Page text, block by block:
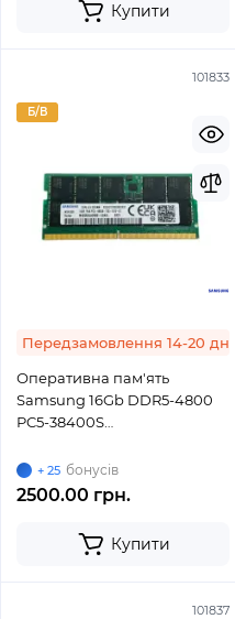
Купити
101833
Б/В
Передзамовлення 14-20 днів
Оперативна пам'ять
Samsung 16Gb DDR5-4800
PC5-38400S
SODIMM ECC Small Outline
+ 25 бонусів
2500.00 грн.
Купити
101837